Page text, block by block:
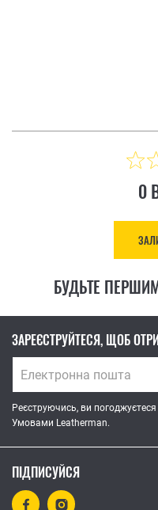
0
БУДЬТЕ
ЗАРЕЄСТРУЙТЕСЯ, ЩОБ
Реєструючись, ви
Умовами Leatherman.
ПІДПИСУЙСЯ